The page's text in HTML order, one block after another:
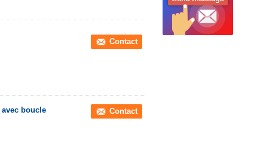
Contact
avec boucle
Contact